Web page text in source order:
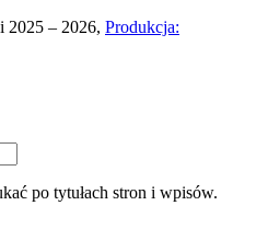
– 2026, Produkcja:
po tytułach stron i wpisów.